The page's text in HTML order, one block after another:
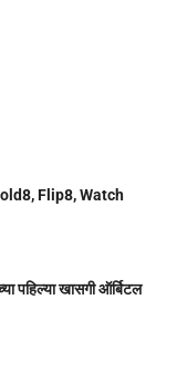
Flip8, Watch
पहिल्या खासगी ऑर्बिटल